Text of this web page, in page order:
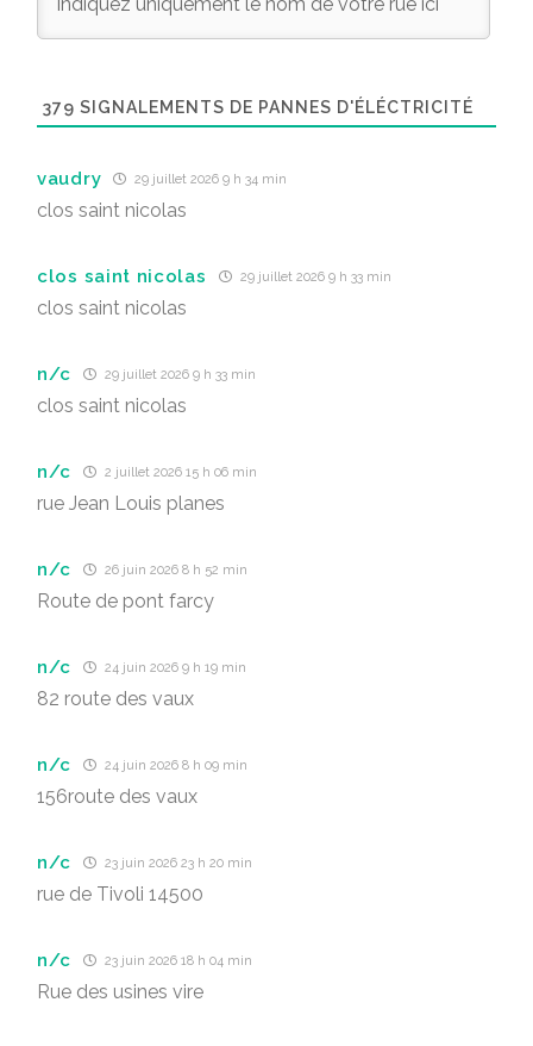
379 SIGNALEMENTS DE PANNES D'ÉLÉCTRICITÉ
vaudry 29 juillet 2026 9 h 34 min
clos saint nicolas
clos saint nicolas 29 juillet 2026 9 h 33 min
clos saint nicolas
n/c 29 juillet 2026 9 h 33 min
clos saint nicolas
n/c 2 juillet 2026 15 h 06 min
rue Jean Louis planes
n/c 26 juin 2026 8 h 52 min
Route de pont farcy
n/c 24 juin 2026 9 h 19 min
82 route des vaux
n/c 24 juin 2026 8 h 09 min
156route des vaux
n/c 23 juin 2026 23 h 20 min
rue de Tivoli 14500
n/c 23 juin 2026 18 h 04 min
Rue des usines vire